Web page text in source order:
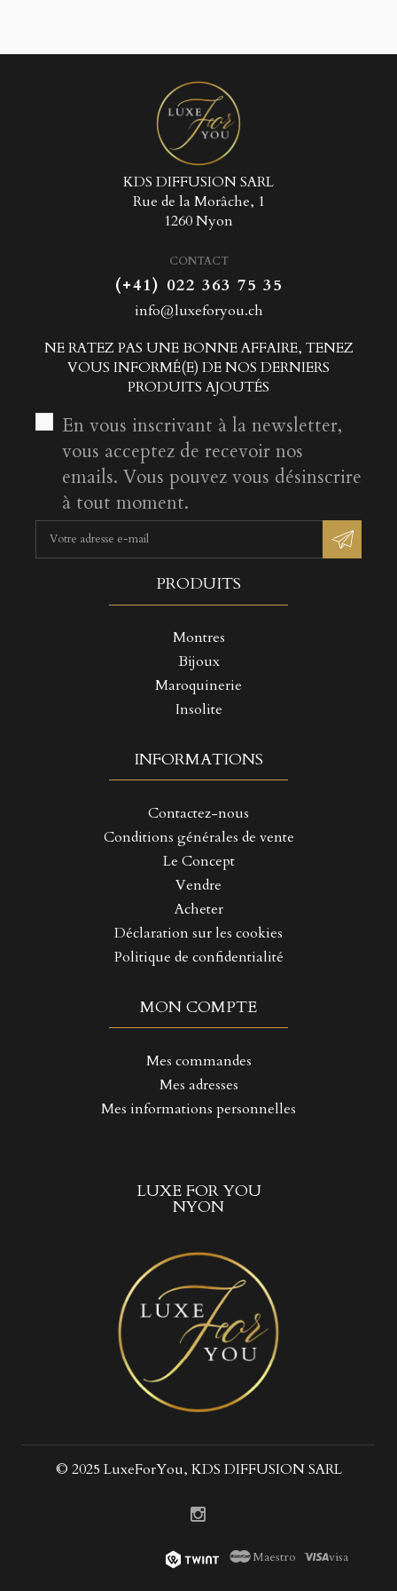
KDS DIFFUSION SARL
Rue de la Morâche, 1
1260 Nyon
CONTACT
(+41) 022 363 75 35
info@luxeforyou.ch
NE RATEZ PAS UNE BONNE AFFAIRE, TENEZ
VOUS INFORMÉ(E) DE NOS DERNIERS
PRODUITS AJOUTÉS
En vous inscrivant à la newsletter,
vous acceptez de recevoir nos
emails. Vous pouvez vous désinscrire
à tout moment.
PRODUITS
Montres
Bijoux
Maroquinerie
Insolite
INFORMATIONS
Contactez-nous
Conditions générales de vente
Le Concept
Vendre
Acheter
Déclaration sur les cookies
Politique de confidentialité
MON COMPTE
Mes commandes
Mes adresses
Mes informations personnelles
LUXE FOR YOU
NYON
© 2025 LuxeForYou, KDS DIFFUSION SARL
Maestro visa